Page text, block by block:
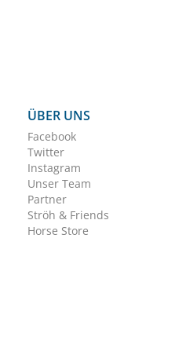
ÜBER UNS
Facebook
Twitter
Instagram
Unser Team
Partner
Ströh & Friends
Horse Store